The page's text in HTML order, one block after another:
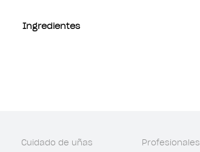
Ingredientes
Cuidado de uñas Profesionales